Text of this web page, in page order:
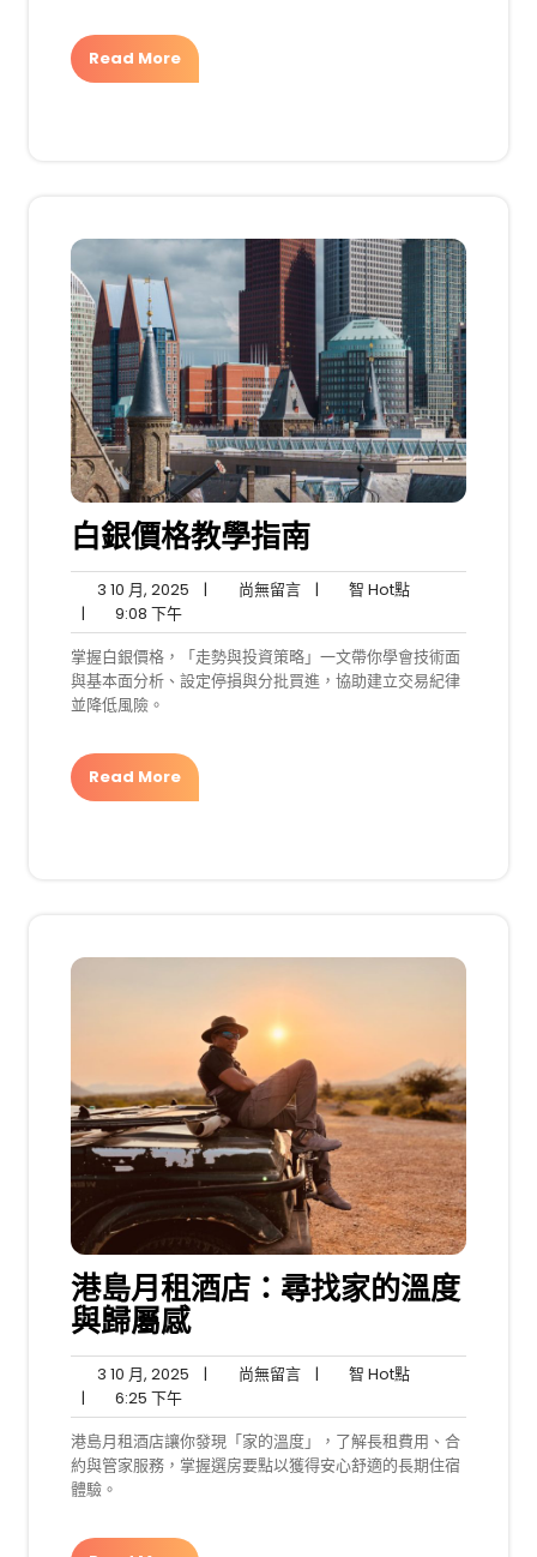
Read More
白銀價格教學指南
3 10 月, 2025
月,
2025
| 尚無留言尚
留
言
| 智 Hot點智
點
| 9:08 下午9:08
下
午
掌握白銀價格，「走勢與投資策略」一文帶你學會技術面
與基本面分析、設定停損與分批買進，協助建立交易紀律
並降低風險。
Read More
港島月租酒店：尋找家的溫度
與歸屬感
3 10 月, 2025
月,
2025
| 尚無留言尚
留
言
| 智 Hot點智
點
| 6:25 下午6:25
下
午
港島月租酒店讓你發現「家的溫度」，了解長租費用、合
約與管家服務，掌握選房要點以獲得安心舒適的長期住宿
體驗。